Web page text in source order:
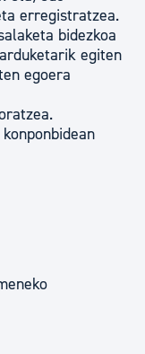
erregistratzea.
bidezkoa
egiten
egoera